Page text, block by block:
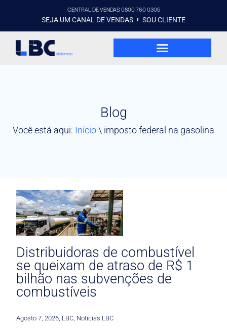
CENTRAL DE VENDAS 0800 760 0305
SEJA UM CANAL DE VENDAS SOU CLIENTE
Blog
Você está aqui: Início\ imposto federal na gasolina
Distribuidoras de combustível
se queixam de atraso de R$ 1
bilhão nas subvenções de
combustíveis
Agosto 7, 2026 LBC Noticias LBC